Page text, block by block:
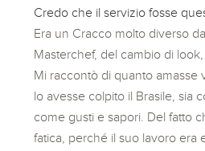
Credo che il servizio fosse
Era un Cracco molto diverso
Masterchef, del cambio di
Mi raccontò di quanto amasse
lo avesse colpito il Brasile, sia
come gusti e sapori. Del fatto
fatica, perché il suo lavoro era